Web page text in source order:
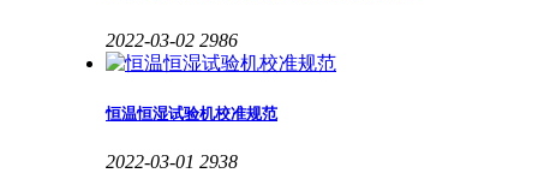
2022-03-02 2986
恒温恒湿试验机校准规范
2022-03-01 2938